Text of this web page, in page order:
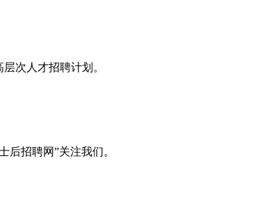
次人才招聘计划。
后招聘网”关注我们。